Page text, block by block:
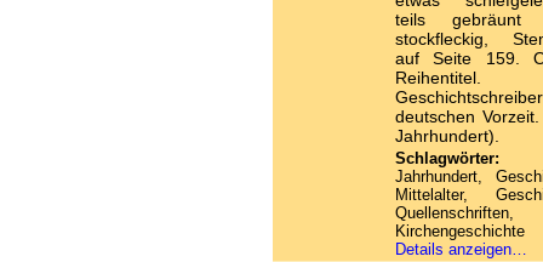
teils gebräunt
stockfleckig,
auf Seite 159.
Reihentitel.
deutschen
Jahrhundert).
Schlagwörter:
Jahrhundert,
Mittelalter,
Quellenschriften,
Kirchengeschichte
Details anzeigen…